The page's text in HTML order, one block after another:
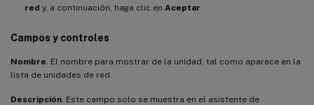
red y, a continuación, haga clic en Aceptar
Campos y controles
Nombre . El nombre para mostrar de la unidad, tal como aparece en la
lista de unidades de red.
Descripción . Este campo solo se muestra en el asistente de